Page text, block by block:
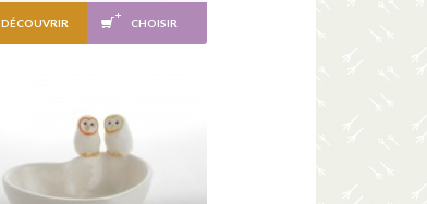
DÉCOUVRIR CHOISIR